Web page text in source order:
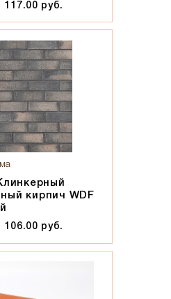
117.00 руб.
кирпич WDF
106.00 руб.